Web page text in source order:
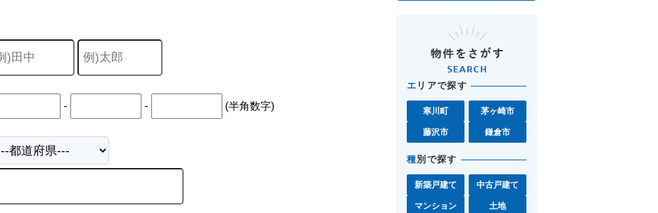
- - (半角数字)
エ リアで探す
寒川町 茅ヶ崎市
藤沢市 鎌倉市
種別で探す
新築戸建て 中古戸建て
マンション 土地